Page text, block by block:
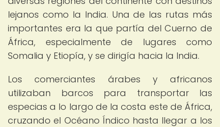
lejanos como la India. Una de las rutas más
importantes era la que partía del Cuerno de
África, especialmente de lugares como
Somalia y Etiopía, y se dirigía hacia la India.
Los comerciantes árabes y africanos
utilizaban barcos para transportar las
especias a lo largo de la costa este de África,
cruzando el Océano Índico hasta llegar a los